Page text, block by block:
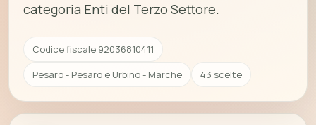
categoria Enti del Terzo Settore.
Codice fiscale 92036810411
Pesaro - Pesaro e Urbino - Marche
43 scelte